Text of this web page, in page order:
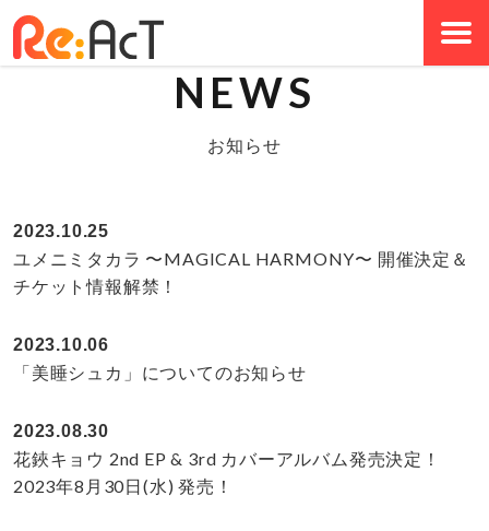
NEWS
お知らせ
2023.10.25
ユメニミタカラ 〜MAGICAL HARMONY〜 開催決定＆
チケット情報解禁！
2023.10.06
「美睡シュカ」についてのお知らせ
2023.08.30
花鋏キョウ 2nd EP & 3rd カバーアルバム発売決定！
2023年8月30日(水) 発売！